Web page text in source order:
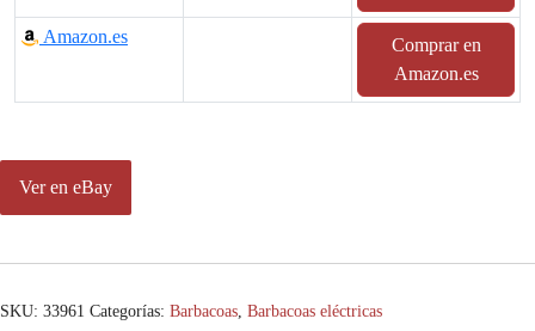
Amazon.es
Comprar en
Amazon.es
Ver en eBay
SKU: 33961 Categorías: Barbacoas, Barbacoas eléctricas